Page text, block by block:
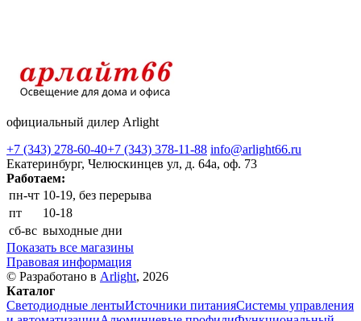
официальный дилер Arlight
+7 (343) 278-60-40+7 (343) 378-11-88 info@arlight66.ru
Екатеринбург, Челюскинцев ул, д. 64а, оф. 73
Работаем:
пн-чт 10-19, без перерыва
пт
10-18
сб-вс выходные дни
Показать все магазины
Правовая информация
© Разработано в Arlight, 2026
Каталог
Светодиодные лентыИсточники питанияСистемы управления